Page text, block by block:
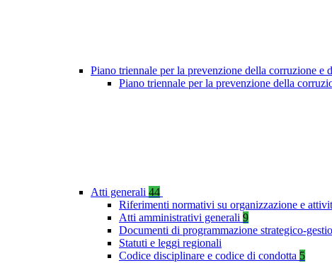
Piano triennale per la prevenzione della corruzione e
Piano triennale per la prevenzione della
Atti generali 44
Riferimenti normativi su organizzazione e
Atti amministrativi generali 9
Documenti di programmazione strategico-
Statuti e leggi regionali
Codice disciplinare e codice di condotta 5